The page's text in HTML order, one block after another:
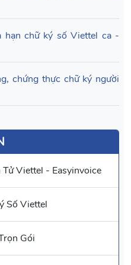
hạn chữ ký số Viettel ca -
chứng thực chữ ký người
Viettel - Easyinvoice
Số Viettel
Gói